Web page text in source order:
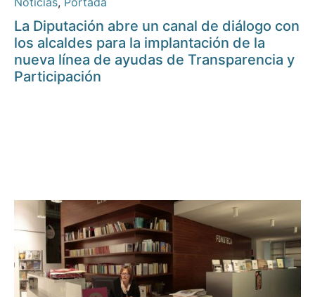
La Diputación abre un canal de diálogo con
los alcaldes para la implantación de la
nueva línea de ayudas de Transparencia y
Participación